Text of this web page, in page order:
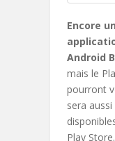
Encore
Android
mais le
pourront
sera
Play Store.